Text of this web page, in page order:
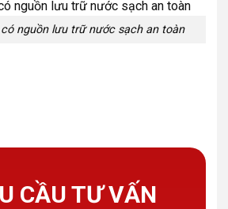
nguồn lưu trữ nước sạch an toàn
CẦU TƯ VẤN